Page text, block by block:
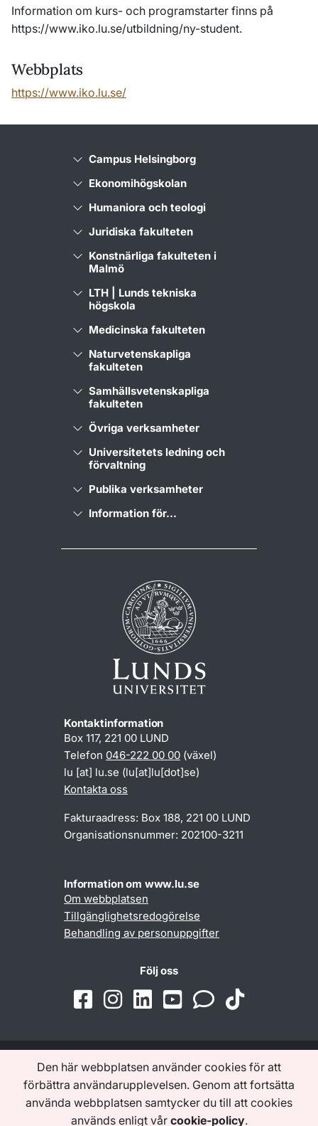
Den här webbplatsen använder cookies för att
förbättra användarupplevelsen. Genom att fortsätta
använda webbplatsen samtycker du till att cookies
används enligt vår cookie-policy.
Information om kurs- och programstarter finns på
https://www.iko.lu.se/utbildning/ny-student.
Webbplats
https://www.iko.lu.se/
Campus Helsingborg
Ekonomihögskolan
Humaniora och teologi
Juridiska fakulteten
Konstnärliga fakulteten i
Malmö
LTH | Lunds tekniska
högskola
Medicinska fakulteten
Naturvetenskapliga
fakulteten
Samhällsvetenskapliga
fakulteten
Övriga verksamheter
Universitetets ledning och
förvaltning
Publika verksamheter
Information för...
Kontaktinformation
Box 117, 221 00 LUND
Telefon 046-222 00 00 (växel)
lu [at] lu.se (lu[at]lu[dot]se)
Kontakta oss
Fakturaadress: Box 188, 221 00 LUND
Organisationsnummer: 202100-3211
Information om www.lu.se
Om webbplatsen
Tillgänglighetsredogörelse
Behandling av personuppgifter
Följ oss
Samarbeten och nätverk